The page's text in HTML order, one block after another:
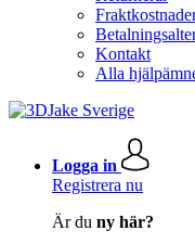
Kontakt
Alla
Logga in
Registrera nu
Är du ny här?